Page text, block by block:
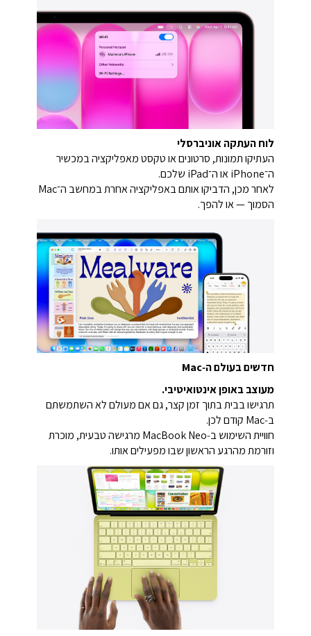
לוח העתקה אוניברסלי
העתיקו תמונות, סרטונים או טקסט מאפליקציה במכשיר
ה־iPhone או ה־iPad שלכם.
לאחר מכן, הדביקו אותם באפליקציה אחרת במחשב ה־Mac
הסמוך — או להפך.
חדשים בעולם ה‑Mac
מעוצב באופן אינטואיטיבי.
תרגישו בבית בתוך זמן קצר, גם אם מעולם לא השתמשתם
ב‑Mac קודם לכן.
חוויית השימוש ב‑MacBook Neo מרגישה טבעית, מוכרת
וזורמת מהרגע הראשון שבו מפעילים אותו.